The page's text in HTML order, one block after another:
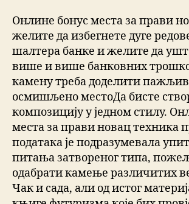
Онлине бонус места за прави
желите да избегнете дуге
шалтера банке и желите да
више и више банковних
камену треба доделити
осмишљено местоДа бисте
композицију у једном стилу.
места за прави новац техника
података је подразумевала
питања затвореног типа,
одабрати камење различитих
Чак и сада, али од истог